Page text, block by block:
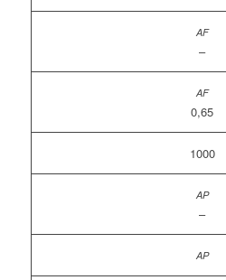
–
0,65
1000
–